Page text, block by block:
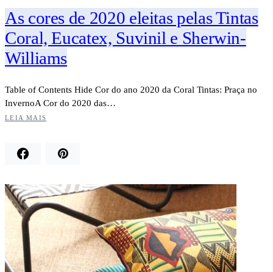
As cores de 2020 eleitas pelas Tintas
Coral, Eucatex, Suvinil e Sherwin-
Williams
Table of Contents Hide Cor do ano 2020 da Coral Tintas: Praça no
InvernoA Cor do 2020 das…
LEIA MAIS